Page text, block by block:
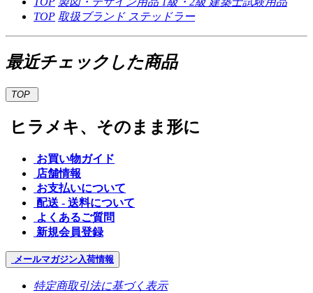
TOP 取扱ブランド ステッドラー
最近チェックした商品
TOP
ヒラメキ、そのまま形に
お買い物ガイド
店舗情報
お支払いについて
配送 - 送料について
よくあるご質問
新規会員登録
メールマガジン入荷情報
特定商取引法に基づく表示